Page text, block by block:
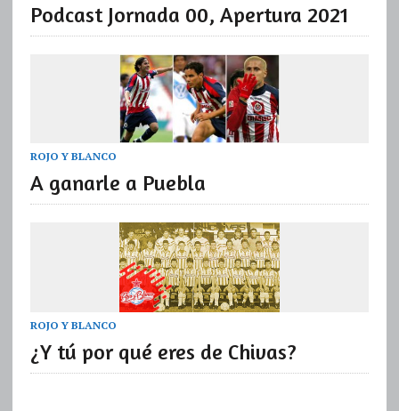
Podcast Jornada 00, Apertura 2021
ROJO Y BLANCO
A ganarle a Puebla
ROJO Y BLANCO
¿Y tú por qué eres de Chivas?